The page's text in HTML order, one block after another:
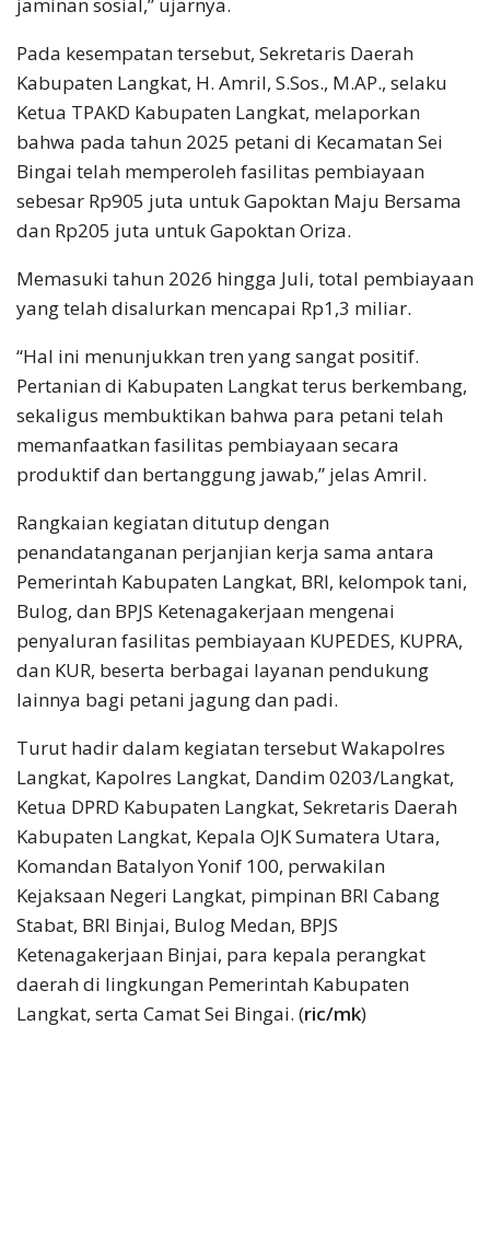
jaminan sosial,” ujarnya.
Pada kesempatan tersebut, Sekretaris Daerah
Kabupaten Langkat, H. Amril, S.Sos., M.AP., selaku
Ketua TPAKD Kabupaten Langkat, melaporkan
bahwa pada tahun 2025 petani di Kecamatan Sei
Bingai telah memperoleh fasilitas pembiayaan
sebesar Rp905 juta untuk Gapoktan Maju Bersama
dan Rp205 juta untuk Gapoktan Oriza.
Memasuki tahun 2026 hingga Juli, total pembiayaan
yang telah disalurkan mencapai Rp1,3 miliar.
“Hal ini menunjukkan tren yang sangat positif.
Pertanian di Kabupaten Langkat terus berkembang,
sekaligus membuktikan bahwa para petani telah
memanfaatkan fasilitas pembiayaan secara
produktif dan bertanggung jawab,” jelas Amril.
Rangkaian kegiatan ditutup dengan
penandatanganan perjanjian kerja sama antara
Pemerintah Kabupaten Langkat, BRI, kelompok tani,
Bulog, dan BPJS Ketenagakerjaan mengenai
penyaluran fasilitas pembiayaan KUPEDES, KUPRA,
dan KUR, beserta berbagai layanan pendukung
lainnya bagi petani jagung dan padi.
Turut hadir dalam kegiatan tersebut Wakapolres
Langkat, Kapolres Langkat, Dandim 0203/Langkat,
Ketua DPRD Kabupaten Langkat, Sekretaris Daerah
Kabupaten Langkat, Kepala OJK Sumatera Utara,
Komandan Batalyon Yonif 100, perwakilan
Kejaksaan Negeri Langkat, pimpinan BRI Cabang
Stabat, BRI Binjai, Bulog Medan, BPJS
Ketenagakerjaan Binjai, para kepala perangkat
daerah di lingkungan Pemerintah Kabupaten
Langkat, serta Camat Sei Bingai. (ric/mk)